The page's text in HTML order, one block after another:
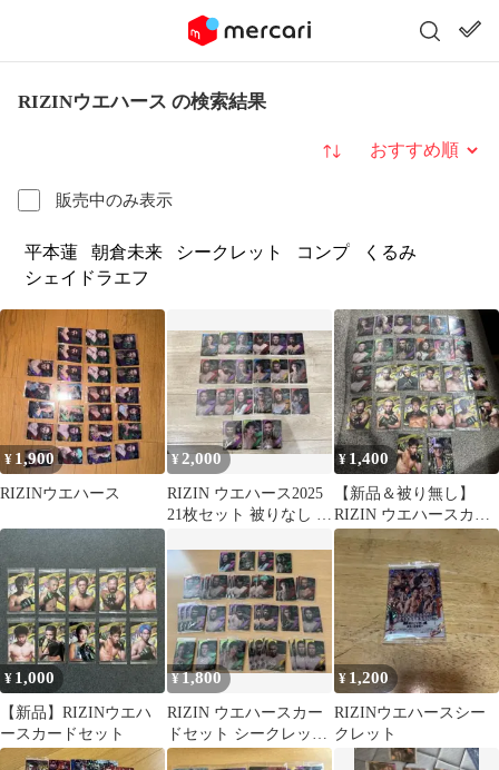
RIZINウエハース の検索結果
販売中のみ表示
並び替え
平本蓮 朝倉未来 シークレット コンプ
くるみ
シェイドラエフ
¥ 1,900
RIZINウエハース
¥ 2,000
RIZIN ウエハース2025
21枚セット 被りなし バ
¥ 1,400
【新品＆被り無し】
RIZIN ウエハースカー
ド 26枚セット
¥ 1,000
【新品】RIZINウエハ
ースカードセット
¥1,800
RIZIN ウエハースカー
ドセット シークレット
付き
¥ 1,200
RIZINウエハースシー
クレット